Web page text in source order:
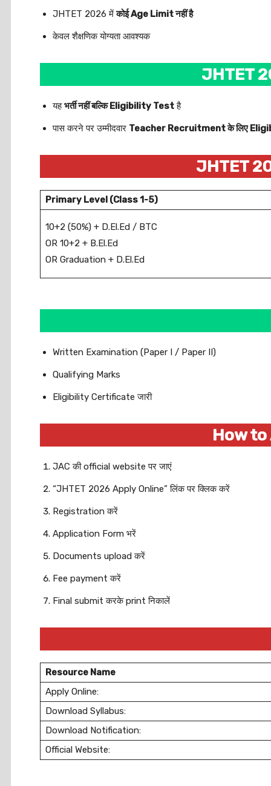
JHTET 2026 मेंकोई Age Limit नहीं है
केवल शैक्षणिक योग्यता आवश्यक
JHTET
यहभर्ती नहीं बल्कि Eligibility Testहै
पास करने पर उम्मीदवार Teacher Recruitment के लिए
JHTET
Primary Level (Class 1-5)
10+2 (50%) + D.El.Ed / BTC
OR 10+2 + B.El.Ed
OR Graduation + D.El.Ed
Written Examination (Paper I / Paper II)
Qualifying Marks
Eligibility Certificate जारी
How
JAC की official website पर जाएं
“JHTET 2026 Apply Online” लिंक पर क्लिक करें
Registration करें
Application Form भरें
Documents upload करें
Fee payment करें
Final submit करके print निकालें
Resource Name
Apply Online:
Download Syllabus:
Download Notification:
Official Website: